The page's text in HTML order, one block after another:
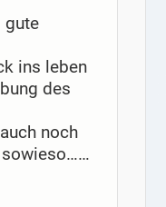
gute
ins leben
des
noch
sowieso……